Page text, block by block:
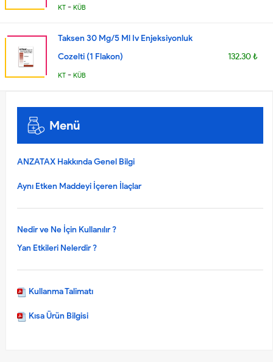
KT - KÜB
Taksen 30 Mg/5 Ml Iv Enjeksiyonluk
Cozelti (1 Flakon)
KT - KÜB
132.30 ₺
Menü
ANZATAX Hakkında Genel Bilgi
Aynı Etken Maddeyi İçeren İlaçlar
Nedir ve Ne İçin Kullanılır ?
Yan Etkileri Nelerdir ?
Kullanma Talimatı
Kısa Ürün Bilgisi